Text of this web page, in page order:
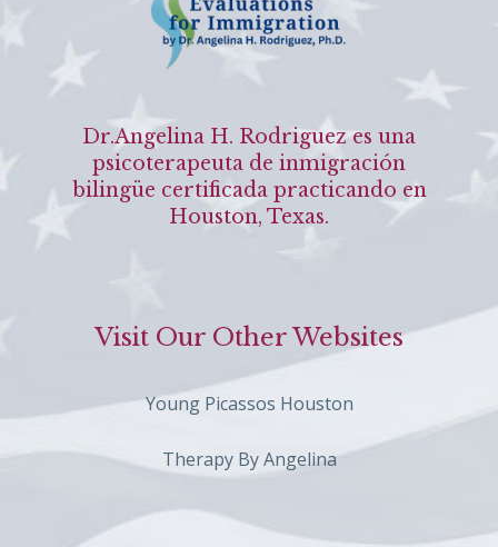
Dr.Angelina H. Rodriguez es una
psicoterapeuta de inmigración
bilingüe certificada practicando en
Houston, Texas.
Visit Our Other Websites
Young Picassos Houston
Therapy By Angelina